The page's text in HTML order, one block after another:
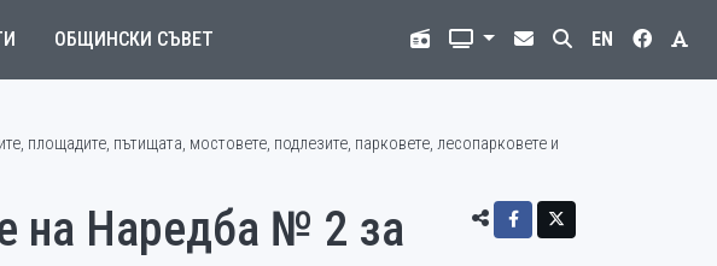
ОБЩИНСКИ СЪВЕТ EN
площадите, пътищата, мостовете, подлезите, парковете, лесопарковете и
на Наредба № 2 за